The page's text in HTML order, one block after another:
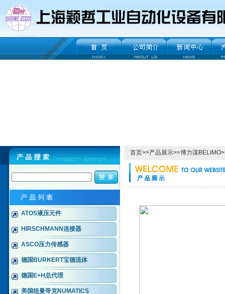
ATOS液压元件
HIRSCHMANN连接器
ASCO压力传感器
德国BURKERT宝德流体
德国E+H总代理
美国纽曼帝克NUMATICS
首页>>产品展示>>博力谋BELIMO